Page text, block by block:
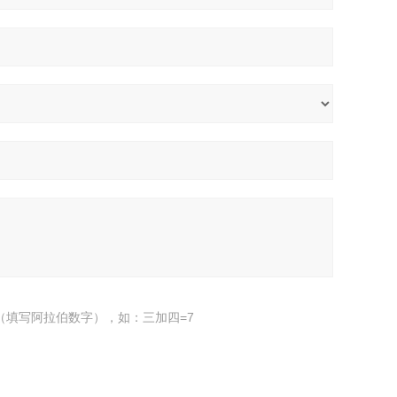
填写阿拉伯数字），如：三加四=7